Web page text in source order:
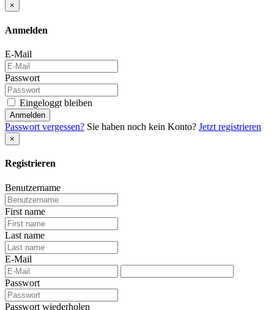
×
Anmelden
E-Mail
Passwort
Eingeloggt bleiben
Anmelden
Passwort vergessen? Sie haben noch kein Konto? Jetzt registrieren
×
Registrieren
Benutzername
First name
Last name
E-Mail
Passwort
Passwort wiederholen